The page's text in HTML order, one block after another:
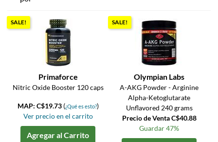
SALE!
Primaforce
Nitric Oxide Booster 120 caps
MAP: C$19.73 (¿Qué es esto?)
Ver precio en el carrito
Agregar al Carrito
SALE!
Olympian Labs
A-AKG Powder - Arginine
Alpha-Ketoglutarate
Unflavored 240 grams
Precio de Venta C$40.88
Guardar 47%